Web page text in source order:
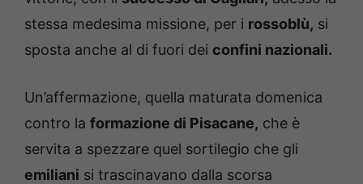
stessa medesima missione, per i rossoblù, si
sposta anche al di fuori dei confini nazionali.
Un’affermazione, quella maturata domenica
contro la formazione di Pisacane, che è
servita a spezzare quel sortilegio che gli
emiliani si trascinavano dalla scorsa